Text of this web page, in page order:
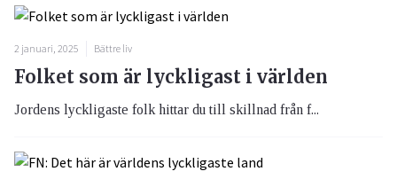
2 januari, 2025 Bättre liv
Folket som är lyckligast i världen
Jordens lyckligaste folk hittar du till skillnad från f...